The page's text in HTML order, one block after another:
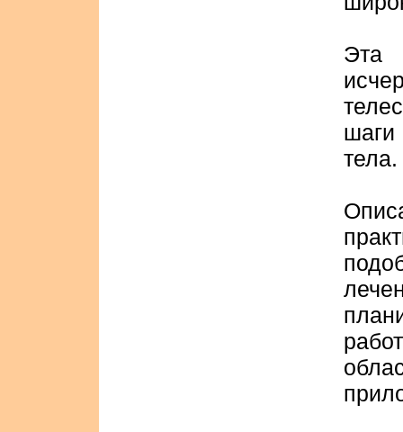
Эта
шаги
тела.